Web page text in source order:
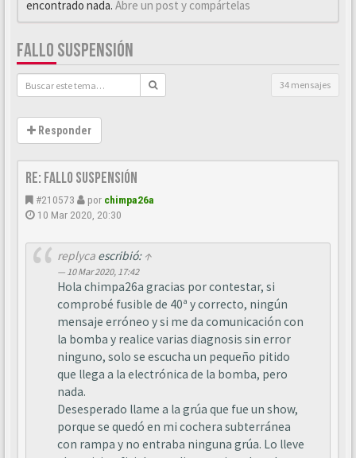
encontrado nada. Abre un post y compártelas
FALLO SUSPENSIÓN
34 mensajes
Responder
Re: Fallo suspensión
#210573 por chimpa26a
10 Mar 2020, 20:30
replycaescribió: ↑
10 Mar 2020, 17:42
Hola chimpa26a gracias por contestar, si
comprobé fusible de 40ª y correcto, ningún
mensaje erróneo y si me da comunicación con
la bomba y realice varias diagnosis sin error
ninguno, solo se escucha un pequeño pitido
que llega a la electrónica de la bomba, pero
nada.
Desesperado llame a la grúa que fue un show,
porque se quedó en mi cochera subterránea
con rampa y no entraba ninguna grúa. Lo lleve